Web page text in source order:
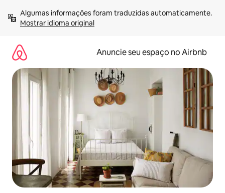
para
Mostrar idioma original
Anuncie seu espaço no Airbnb